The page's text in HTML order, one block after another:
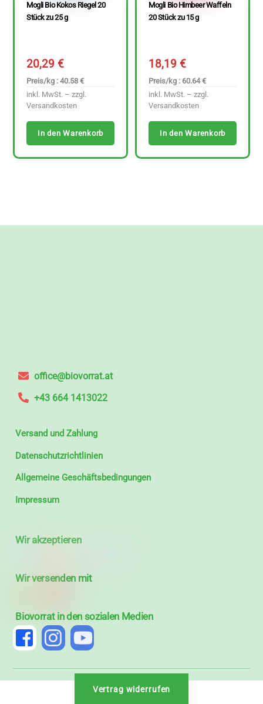
Mogli Bio Kokos Riegel 20
Stück zu 25 g
20,29€
Preis/kg : 40.58 €
inkl. MwSt. – zzgl.
Versandkosten
In den Warenkorb
Mogli Bio Himbeer Waffeln
20 Stück zu 15 g
18,19€
Preis/kg : 60.64 €
inkl. MwSt. – zzgl.
Versandkosten
In den Warenkorb
office@biovorrat.at
+43 664 1413022
Versand und Zahlung
Datenschutzrichtlinien
Allgemeine Geschäftsbedingungen
Impressum
Wir akzeptieren
Wir versenden mit
Biovorrat in den sozialen Medien
Vertrag widerrufen